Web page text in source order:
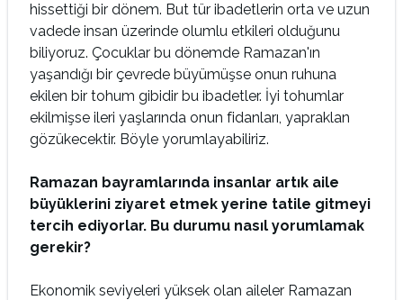
hissettiği bir dönem. But tür ibadetlerin orta ve uzun
vadede insan üze­rinde olumlu etkileri olduğunu
biliyoruz. Çocuklar bu dönemde Ramazan'ın
yaşandığı bir çevrede büyümüşse onun ruhuna
ekilen bir tohum gibidir bu ibadetler. İyi tohumlar
ekilmişse ileri yaşlarında onun fidanları, yapraklan
gözükecektir. Böyle yorumlayabiliriz.
Ramazan bayramlarında insanlar artık aile
büyüklerini ziyaret etmek yerine tatile gitmeyi
tercih ediyorlar. Bu durumu nasıl yorumlamak
gerekir?
Ekonomik seviyeleri yüksek olan aileler Ramazan